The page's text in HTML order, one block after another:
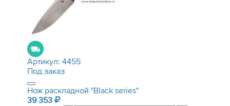
Артикул: 4455
Под заказ
Нож раскладной "Black series"
39 353